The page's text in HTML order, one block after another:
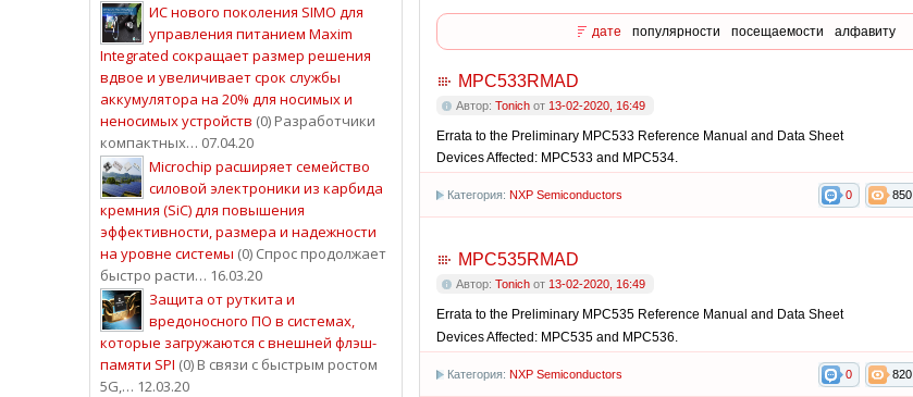
ИС нового поколения SIMO для
управления питанием Maxim
Integrated сокращает размер решения
вдвое и увеличивает срок службы
аккумулятора на 20% для носимых и
неносимых устройств (0) Разработчики
компактных… 07.04.20
Microchip расширяет семейство
силовой электроники из карбида
кремния (SiC) для повышения
эффективности, размера и надежности
на уровне системы (0) Спрос продолжает
быстро расти… 16.03.20
Защита от руткита и
вредоносного ПО в системах,
которые загружаются с внешней флэш-
памяти SPI (0) В связи с быстрым ростом
5G,… 12.03.20
дате популярности посещаемости алфавиту
MPC533RMAD
Автор: Tonichот 13-02-2020, 16:49
Errata to the Preliminary MPC533 Reference Manual and Data Sheet
Devices Affected: MPC533 and MPC534.
850
0
Категория: NXP Semiconductors
MPC535RMAD
Автор: Tonichот 13-02-2020, 16:49
Errata to the Preliminary MPC535 Reference Manual and Data Sheet
Devices Affected: MPC535 and MPC536.
820
0
Категория: NXP Semiconductors